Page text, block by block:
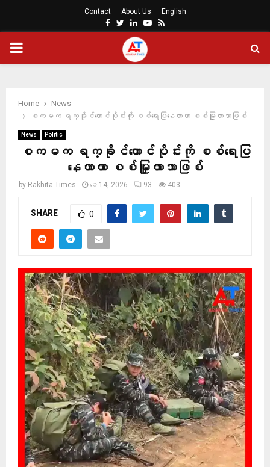
Contact About Us English
Facebook
Twitter
LinkedinYoutube
Rss
PRIMARY
Home
News
စကမက ရက္ခိုင်တောင်ပိုင်းကို စစ်ရေးပြနေတာဟာ စစ်မြှူတာသာဖြစ်
News Politic
စကမက ရက္ခိုင်တောင်ပိုင်းကို စစ်ရေးပြ
နေတာဟာ စစ်မြှူတာသာဖြစ်
by Rakhita Times မေ 14, 2026 93 403
SHARE 0